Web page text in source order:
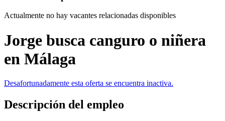
Actualmente no hay vacantes relacionadas disponibles
Jorge busca canguro o niñera
en Málaga
Desafortunadamente esta oferta se encuentra inactiva.
Descripción del empleo